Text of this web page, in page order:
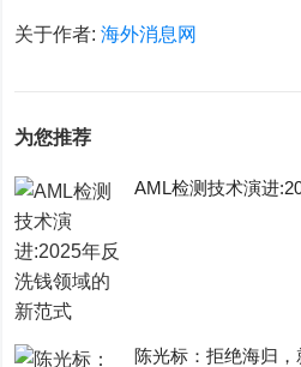
关于作者:海外消息网
为您推荐
AML检测技术演进
陈光标：拒绝海归，